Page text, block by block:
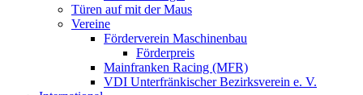
Türen auf mit der Maus
Vereine
Förderverein Maschinenbau
Förderpreis
Mainfranken Racing (MFR)
VDI Unterfränkischer Bezirksverein e. V.